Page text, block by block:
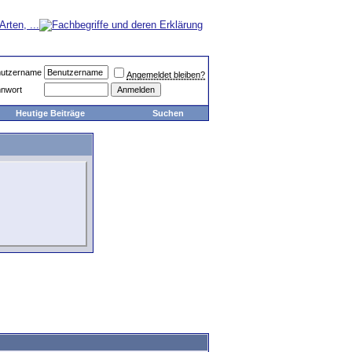
Angemeldet bleiben?
Heutige Beiträge Suchen